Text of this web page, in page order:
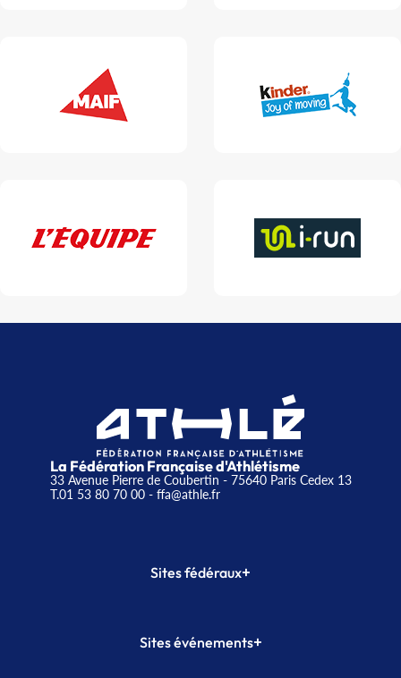
La Fédération Française d'Athlétisme
33 Avenue Pierre de Coubertin - 75640 Paris Cedex 13
T.01 53 80 70 00- ffa@athle.fr
Sites fédéraux+
Plateforme Formation
Sites événements+